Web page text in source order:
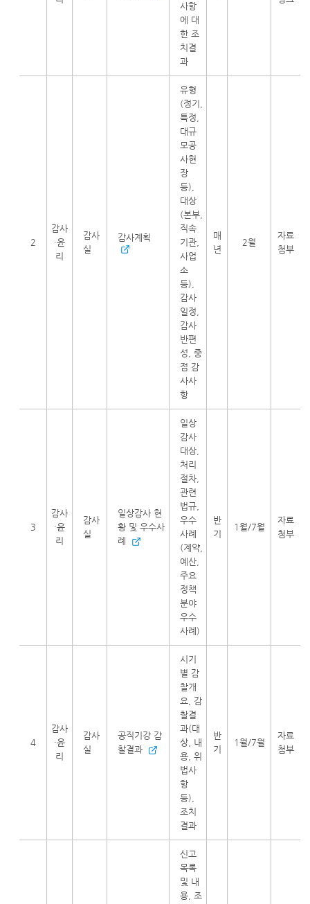
사항
에 대
한 조
치결
과
2
감사
·윤
리
감사
실
감사계획
유형
(정기,
특정,
대규
모공
사현
장
등),
대상
(본부,
직속
기관,
사업
소
등),
감사
일정,
감사
반편
성, 중
점 감
사사
항
매
년
2월
자료
첨부
3
감사
·윤
리
감사
실
일상감사 현
황 및 우수사
례
일상
감사
대상,
처리
절차,
관련
법규,
우수
사례
(계약,
예산,
주요
정책
분야
우수
사례)
반
기
1월/7월
자료
첨부
4
감사
·윤
리
감사
실
공직기강 감
찰결과
시기
별 감
찰개
요, 감
찰결
과(대
상, 내
용, 위
법사
항
등),
조치
결과
반
기
1월/7월
자료
첨부
신고
목록
및 내
용, 조